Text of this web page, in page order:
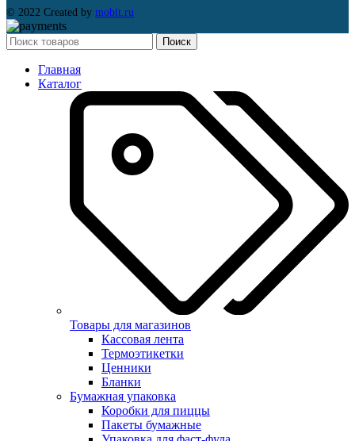
© 2022 Created by mobit.ru
Поиск
Главная
Каталог
Товары для магазинов
Кассовая лента
Термоэтикетки
Ценники
Бланки
Бумажная упаковка
Коробки для пиццы
Пакеты бумажные